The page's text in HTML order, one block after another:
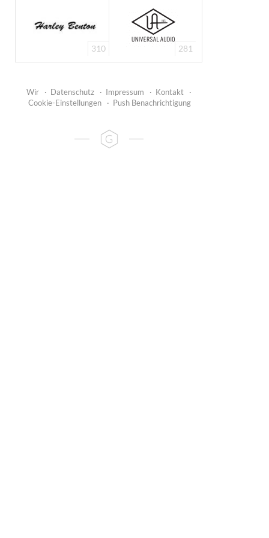
310 281
Wir · Datenschutz · Impressum · Kontakt
·
Cookie-Einstellungen
· Push Benachrichtigung